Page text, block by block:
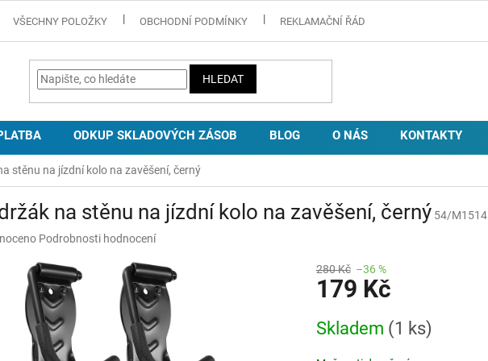
VŠECHNY POLOŽKY OBCHODNÍ PODMÍNKY REKLAMAČNÍ ŘÁD
HLEDAT
ODKUP SKLADOVÝCH ZÁSOB BLOG O NÁS KONTAKTY
stěnu na jízdní kolo na zavěšení, černý
na stěnu na jízdní kolo na zavěšení, černý 54/M1514
Podrobnosti hodnocení
280 Kč –36 %
179 Kč
cena:
Skladem (1 ks)